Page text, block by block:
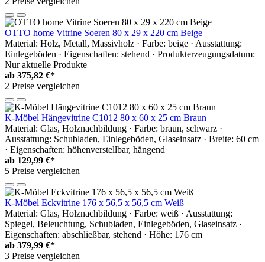
OTTO home Vitrine Soeren 80 x 29 x 220 cm Beige
Material: Holz, Metall, Massivholz · Farbe: beige · Ausstattung:
Einlegeböden · Eigenschaften: stehend · Produkterzeugungsdatum:
Nur aktuelle Produkte
ab 375,82 €*
2 Preise vergleichen
K-Möbel Hängevitrine C1012 80 x 60 x 25 cm Braun
Material: Glas, Holznachbildung · Farbe: braun, schwarz ·
Ausstattung: Schubladen, Einlegeböden, Glaseinsatz · Breite: 60 cm
· Eigenschaften: höhenverstellbar, hängend
ab 129,99 €*
5 Preise vergleichen
K-Möbel Eckvitrine 176 x 56,5 x 56,5 cm Weiß
Material: Glas, Holznachbildung · Farbe: weiß · Ausstattung:
Spiegel, Beleuchtung, Schubladen, Einlegeböden, Glaseinsatz ·
Eigenschaften: abschließbar, stehend · Höhe: 176 cm
ab 379,99 €*
3 Preise vergleichen